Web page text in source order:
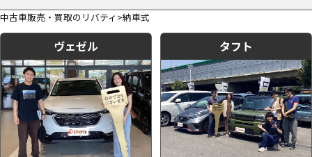
中古車販売・買取のリバティ 納車式
ヴェゼル タフト